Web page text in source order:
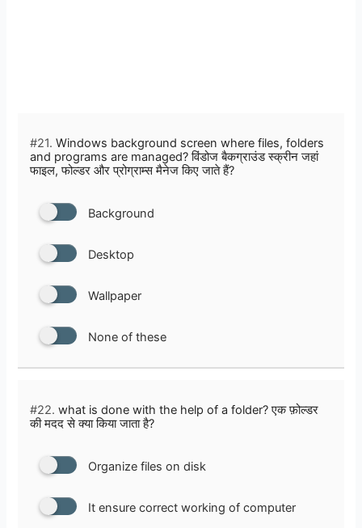
#21. Windows background screen where files, folders
and programs are managed? विंडोज बैकग्राउंड स्क्रीन जहां
फाइल, फोल्डर और प्रोग्राम्स मैनेज किए जाते हैं?
Background
Desktop
Wallpaper
None of these
#22. what is done with the help of a folder? एक फ़ोल्डर
की मदद से क्या किया जाता है?
Organize files on disk
It ensure correct working of computer